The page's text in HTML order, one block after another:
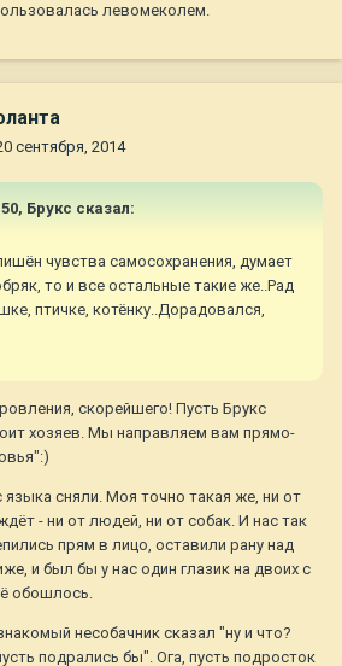
левомеколем.
сентября, 2014
Брукс сказал:
чувства самосохранения, думает
то и все остальные такие же..Рад
птичке, котёнку..Дорадовался,
скорейшего! Пусть Брукс
хозяев. Мы направляем вам прямо-
сняли. Моя точно такая же, ни от
- ни от людей, ни от собак. И нас так
прям в лицо, оставили рану над
и был бы у нас один глазик на двоих с
обошлось.
несобачник сказал "ну и что?
подрались бы". Ога, пусть подросток